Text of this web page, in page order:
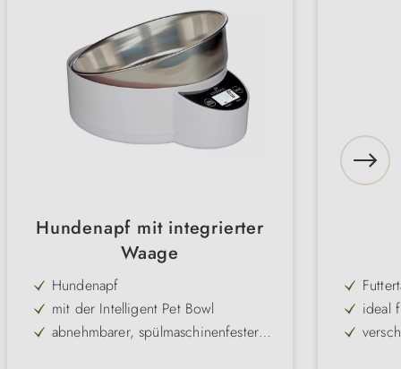
Hundenapf mit integrierter
Waage
Hundenapf
mit der Intelligent Pet Bowl
abnehmbarer, spülmaschinenfester
ideal